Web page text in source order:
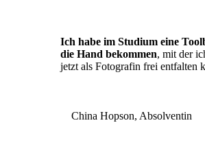
Ich habe im Studium eine
die Hand bekommen, mit der
jetzt als Fotografin frei entfalten
China Hopson, Absolventin